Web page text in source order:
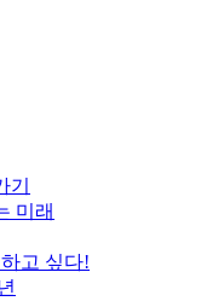
미래
고 싶다!